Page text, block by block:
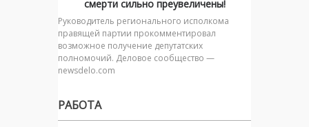
смерти сильно преувеличены!
Руководитель регионального исполкома
правящей партии прокомментировал
возможное получение депутатских
полномочий. Деловое сообщество —
newsdelo.com
РАБОТА